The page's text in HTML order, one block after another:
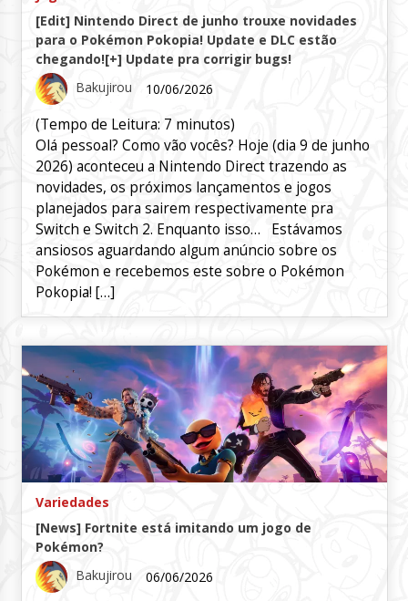
[Edit] Nintendo Direct de junho trouxe novidades
para o Pokémon Pokopia! Update e DLC estão
chegando![+] Update pra corrigir bugs!
Bakujirou
10/06/2026
(Tempo de Leitura: 7 minutos)
Olá pessoal? Como vão vocês? Hoje (dia 9 de junho
2026) aconteceu a Nintendo Direct trazendo as
novidades, os próximos lançamentos e jogos
planejados para sairem respectivamente pra
Switch e Switch 2. Enquanto isso… Estávamos
ansiosos aguardando algum anúncio sobre os
Pokémon e recebemos este sobre o Pokémon
Pokopia! […]
Variedades
[News] Fortnite está imitando um jogo de
Pokémon?
Bakujirou
06/06/2026